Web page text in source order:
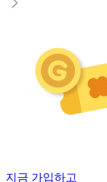
지금 가입하고